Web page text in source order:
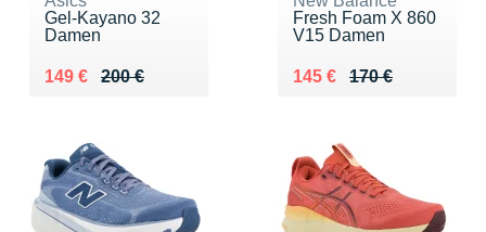
Gel-Kayano 32
Damen
200 €
Au lieu de 200 €
149 €
Vendu 149 €
Fresh Foam X 860
V15 Damen
170 €
Au lieu de 170 €
145 €
Vendu 145 €